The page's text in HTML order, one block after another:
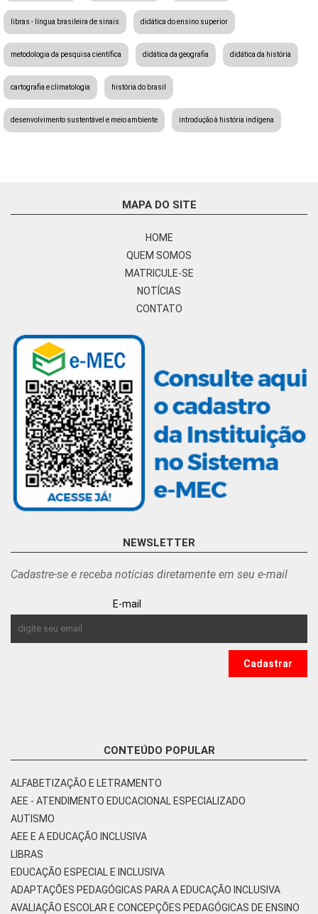
libras - língua brasileira de sinais didática do ensino superior
metodologia da pesquisa científica didática da geografia didática da história
cartografia e climatologia história do brasil
desenvolvimento sustentável e meio ambiente introdução à história indígena
MAPA DO SITE
HOME
QUEM SOMOS
MATRICULE-SE
NOTÍCIAS
CONTATO
NEWSLETTER
Cadastre-se e receba notícias diretamente em seu e-mail
E-mail
CONTEÚDO POPULAR
ALFABETIZAÇÃO E LETRAMENTO
AEE - ATENDIMENTO EDUCACIONAL ESPECIALIZADO
AUTISMO
AEE E A EDUCAÇÃO INCLUSIVA
LIBRAS
EDUCAÇÃO ESPECIAL E INCLUSIVA
ADAPTAÇÕES PEDAGÓGICAS PARA A EDUCAÇÃO INCLUSIVA
AVALIAÇÃO ESCOLAR E CONCEPÇÕES PEDAGÓGICAS DE ENSINO